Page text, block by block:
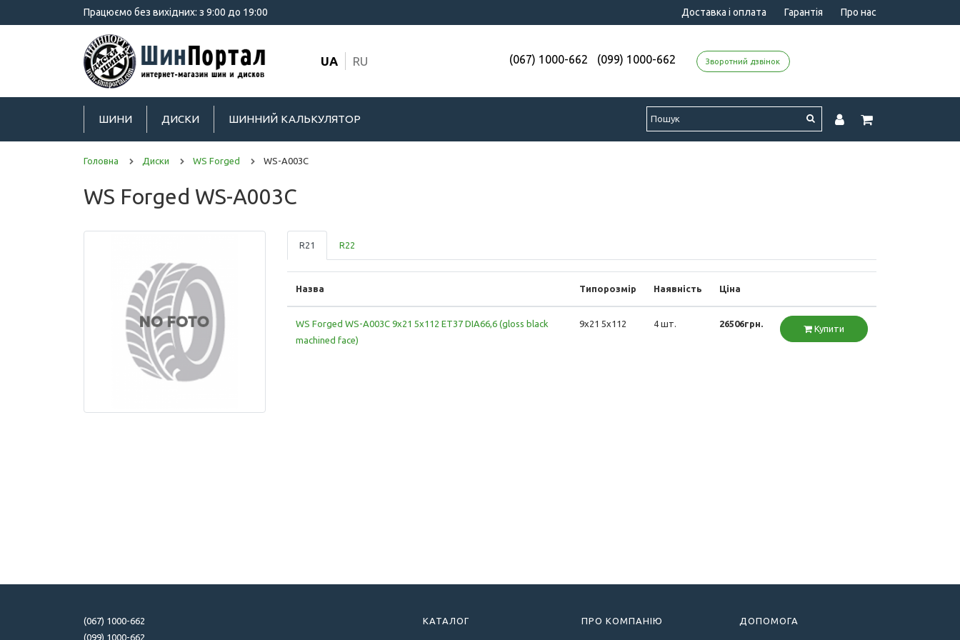
Працюємо без вихідних: з 9:00 до 19:00 Доставка і оплата Гарантія Про нас
UA RU (067) 1000-662 (099) 1000-662 Зворотний дзвінок
ШИНИ ДИСКИ ШИННИЙ КАЛЬКУЛЯТОР
Головна Диски WS Forged WS-A003C
WS Forged WS-A003C
R21 R22
Назва Типорозмір Наявність Ціна
WS Forged WS-A003C 9x21 5x112 ET37 DIA66,6 (gloss black
machined face)
9x21 5x112 4 шт. 26506грн. Купити
(067) 1000-662
(099) 1000-662
КАТАЛОГ ПРО КОМПАНІЮ ДОПОМОГА